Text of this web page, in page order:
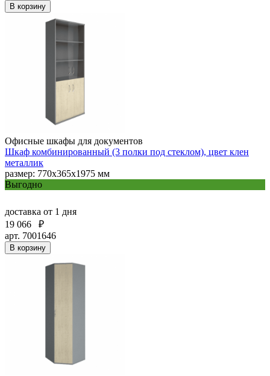
В корзину
Офисные шкафы для документов
Шкаф комбинированный (3 полки под стеклом), цвет клен
металлик
размер: 770х365х1975 мм
Выгодно
доставка от 1 дня
19 066
₽
арт. 7001646
В корзину